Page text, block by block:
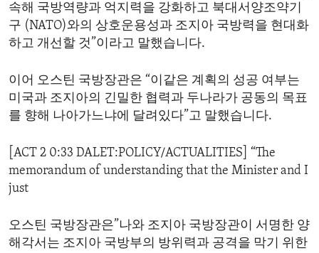
속해 국방역량과 억지력을 강화하고 북대서양조약기
구 (NATO)와의 상호운용성과 조지아 국방력을 현대화
하고 개선할 것”이라고 말했습니다.
이어 오스틴 국방장관은 “이같은 계획의 성공 여부는
미국과 조지아의 긴밀한 협력과 두나라가 공동의 목표
를 향해 나아가느냐에 달려있다”고 말했습니다.
[ACT 2 0:33 DALET:POLICY/ACTUALITIES] “The
memorandum of understanding that the Minister and I
just
오스틴 국방장관은”나와 조지아 국방장관이 서명한 양
해각서는 조지아 국방부의 방위력과 공격을 막기 위한